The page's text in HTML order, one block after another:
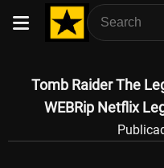
Tomb Raider The
WEBRip Netflix